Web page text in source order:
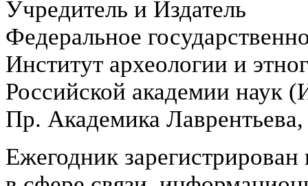
Учредитель и Издатель
Федеральное
Институт археологии и
Российской академии
Пр. Академика
Ежегодник